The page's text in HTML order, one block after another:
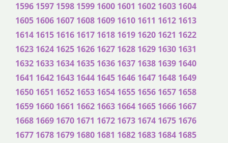
1596 1597 1598 1599 1600 1601 1602 1603 1604
1605 1606 1607 1608 1609 1610 1611 1612 1613
1614 1615 1616 1617 1618 1619 1620 1621 1622
1623 1624 1625 1626 1627 1628 1629 1630 1631
1632 1633 1634 1635 1636 1637 1638 1639 1640
1641 1642 1643 1644 1645 1646 1647 1648 1649
1650 1651 1652 1653 1654 1655 1656 1657 1658
1659 1660 1661 1662 1663 1664 1665 1666 1667
1668 1669 1670 1671 1672 1673 1674 1675 1676
1677 1678 1679 1680 1681 1682 1683 1684 1685